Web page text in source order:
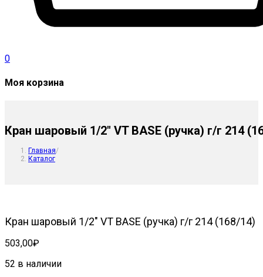
0
Моя корзина
Кран шаровый 1/2″ VT BASE (ручка) г/г 214
Главная/
Каталог
Кран шаровый 1/2″ VT BASE (ручка) г/г 214 (168/14)
503,00₽
52 в наличии